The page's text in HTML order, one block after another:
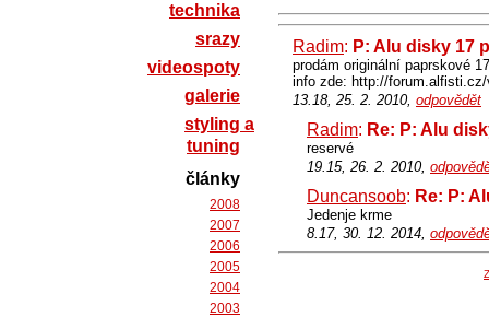
Radim: P: Alu disky 17
prodám originální paprskové
info zde: http://
13.18, 25. 2. 2010, odpovědět
Radim: Re: P: Alu
reservé
19.15, 26. 2. 2010,
Duncansoob: Re: P:
Jedenje krme
8.17, 30. 12. 2014,
technika
srazy
videospoty
galerie
styling a
tuning
články
2008
2007
2006
2005
2004
2003